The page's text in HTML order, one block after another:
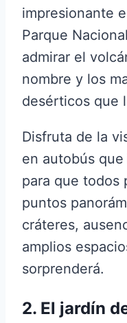
impresionante
Parque
admirar el
nombre y los
desérticos que
Disfruta de la
en autobús
para que todos
puntos
cráteres,
amplios
sorprenderá.
2. El jardín